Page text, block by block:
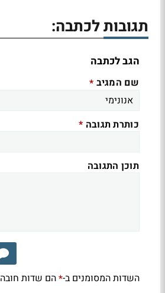
תגובות לכתבה:
הגב לכתבה
שם המגיב *
כותרת תגובה *
תוכן התגובה
השדות המסומנים ב-*הם שדות חובה